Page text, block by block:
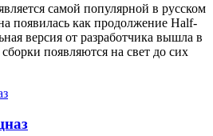
самой популярной в русском
появилась как продолжение Half-
версия от разработчика вышла в
появляются на свет до сих